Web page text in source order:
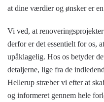
at dine værdier og ønsker er
Vi ved, at
derfor er det essentielt for os,
upåklagelig. Hos os betyder
detaljerne, lige fra de
Hellerup stræber vi efter at
og informeret gennem hele